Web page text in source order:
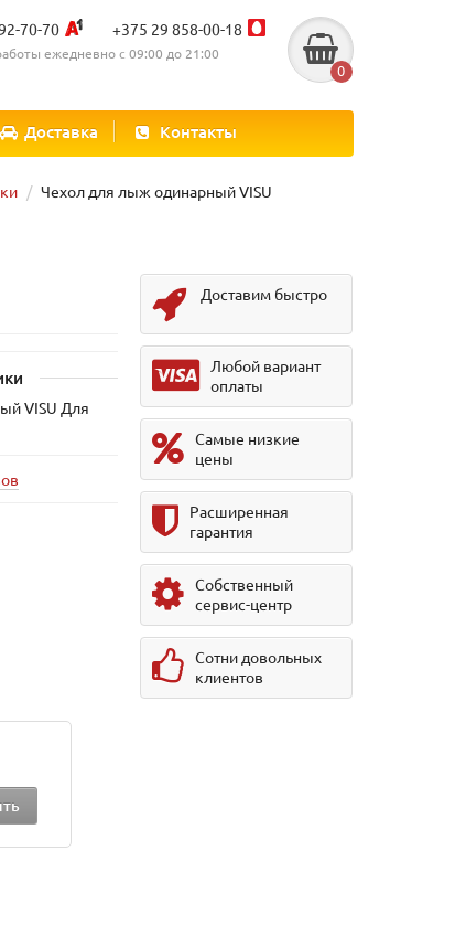
70-70 +375 29 858-00-18
ежедневно с 09:00 до 21:00
0
Доставка Контакты
Чехол для лыж одинарный VISU
VISU Для
Доставим быстро
Любой вариант
оплаты
Самые низкие
цены
Расширенная
гарантия
Собственный
сервис-центр
Сотни довольных
клиентов